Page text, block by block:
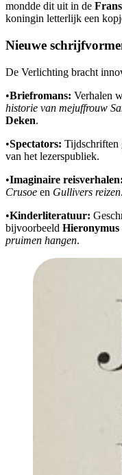
mondde dit uit in de
koningin letterlijk een
Nieuwe
De Verlichting bracht
•Briefromans: Verhalen
historie van mejuffrouw
Deken.
•Spectators: Tijdschriften
van het lezerspubliek.
•Imaginaire reisverhalen:
Crusoe en Gullivers reizen.
•Kinderliteratuur:
bijvoorbeeld Hieronymus
pruimen hangen.